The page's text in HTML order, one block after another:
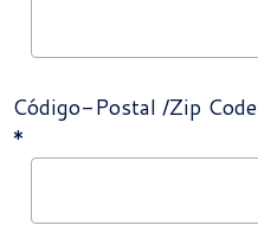
Código-Postal /Zip Code
*